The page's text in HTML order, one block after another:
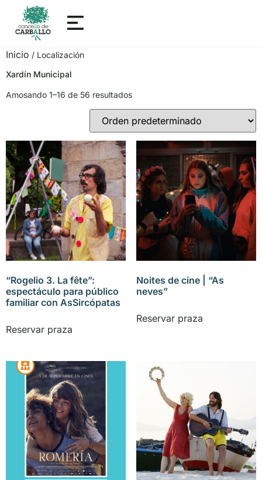
Inicio / Localización
Xardín Municipal
Amosando 1–16 de 56 resultados
“Rogelio 3. La fête”:
espectáculo para público
familiar con AsSircópatas
Reservar praza
Noites de cine | “As
neves”
Reservar praza